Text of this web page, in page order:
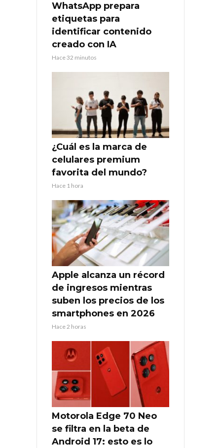
WhatsApp prepara
etiquetas para
identificar contenido
creado con IA
Hace 32 minutos
¿Cuál es la marca de
celulares premium
favorita del mundo?
Hace 1 hora
Apple alcanza un récord
de ingresos mientras
suben los precios de los
smartphones en 2026
Hace 2 horas
Motorola Edge 70 Neo
se filtra en la beta de
Android 17: esto es lo